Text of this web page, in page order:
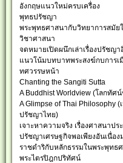
อังกฤษแนวใหม่ครบเครื่อง
พุทธปรัชญา
พระพุทธศาสนากับวิทยาการสมัย
วิชาศาสนา
จดหมายเปิดผนึกเล่าเรื่องปรัชญา
แนวโน้มบทบาทพระสงฆ์กบการเ
ทศวรรษหน้า
Chanting the Sangiti Sutta
A Buddhist Worldview (โลกทัศ
A Glimpse of Thai Philosophy (
ปรัชญาไทย)
เจาะหาความจริง เรื่องศาสนาปร
ปรัชญาเศรษฐกิจพอเพียงอันเนื่อง
ราชดำริกับหลักธรรมในพระพุทธ
พระไตรปิฎกปริทัศน์